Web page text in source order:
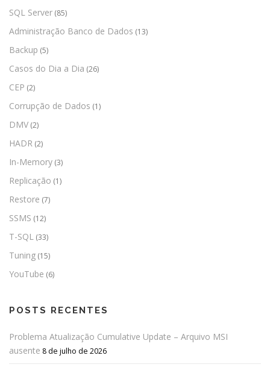
SQL Server (85)
Administração Banco de Dados (13)
Backup (5)
Casos do Dia a Dia (26)
CEP (2)
Corrupção de Dados (1)
DMV (2)
HADR (2)
In-Memory (3)
Replicação (1)
Restore (7)
SSMS (12)
T-SQL (33)
Tuning (15)
YouTube (6)
POSTS RECENTES
Problema Atualização Cumulative Update – Arquivo MSI
ausente 8 de julho de 2026